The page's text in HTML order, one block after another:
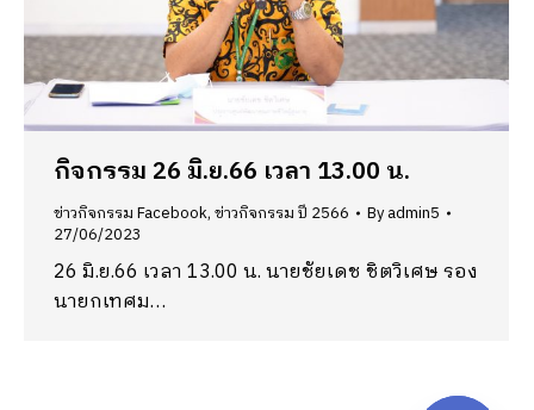
กิจกรรม 26 มิ.ย.66 เวลา 13.00 น.
ข่าวกิจกรรม Facebook,ข่าวกิจกรรม ปี 2566 Byadmin5
27/06/2023
26 มิ.ย.66 เวลา 13.00 น. นายชัยเดช ชิตวิเศษ รอง
นายกเทศม…